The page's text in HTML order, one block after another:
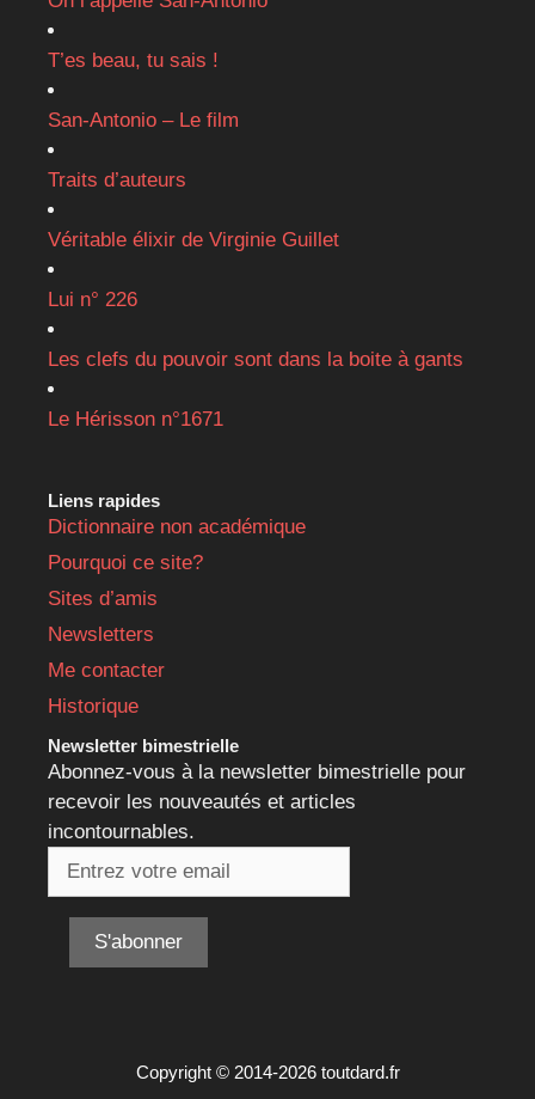
T’es beau, tu sais !
San-Antonio – Le film
Traits d’auteurs
Véritable élixir de Virginie Guillet
Lui n° 226
Les clefs du pouvoir sont dans la boite à gants
Le Hérisson n°1671
Liens rapides
Dictionnaire non académique
Pourquoi ce site?
Sites d’amis
Newsletters
Me contacter
Historique
Newsletter bimestrielle
Abonnez-vous à la newsletter bimestrielle pour
recevoir les nouveautés et articles
incontournables.
Copyright © 2014-2026 toutdard.fr